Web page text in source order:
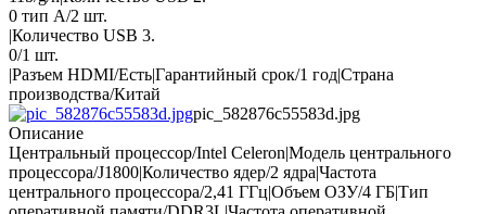
0 тип А/2 шт.
|Количество USB 3.
0/1 шт.
|Разъем HDMI/Есть|Гарантийный срок/1 год|Страна
производства/Китай
pic_582876c55583d.jpg
Описание
Центральный процессор/Intel Celeron|Модель центрального
процессора/J1800|Количество ядер/2 ядра|Частота
центрального процессора/2,41 ГГц|Объем ОЗУ/4 ГБ|Тип